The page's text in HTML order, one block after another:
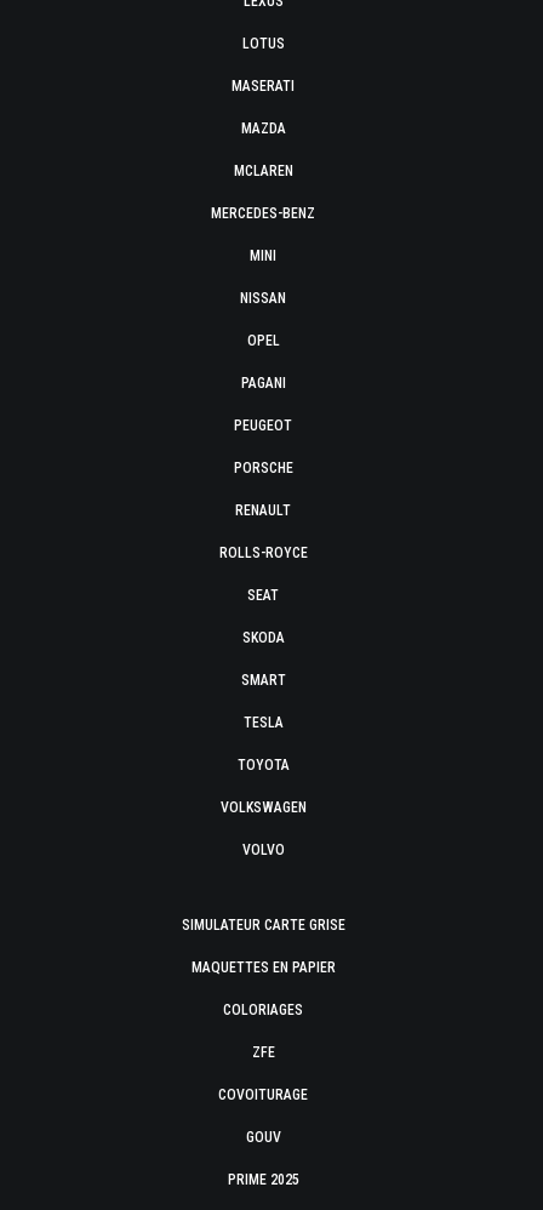
LOTUS
MASERATI
MAZDA
MCLAREN
MERCEDES-BENZ
MINI
NISSAN
OPEL
PAGANI
PEUGEOT
PORSCHE
RENAULT
ROLLS-ROYCE
SEAT
SKODA
SMART
TESLA
TOYOTA
VOLKSWAGEN
VOLVO
SIMULATEUR CARTE GRISE
MAQUETTES EN PAPIER
COLORIAGES
ZFE
COVOITURAGE
GOUV
PRIME 2025